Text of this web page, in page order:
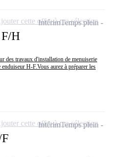
H
des travaux d'installation de menuiserie
H-F.Vous aurez à préparer les
IntérimTemps plein
cette offre à ma sélection
IntérimTemps plein
cette offre à ma sélection